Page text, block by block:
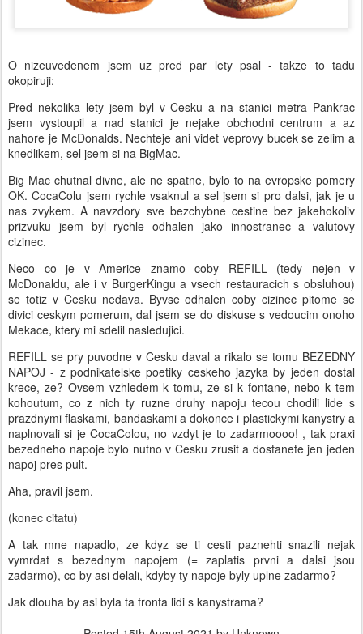
O nizeuvedenem jsem uz pred par lety psal - takze to tadu
okopiruji:
Pred nekolika lety jsem byl v Cesku a na stanici metra Pankrac
jsem vystoupil a nad stanici je nejake obchodni centrum a az
nahore je McDonalds. Nechteje ani videt veprovy bucek se zelim a
knedlikem, sel jsem si na BigMac.
Big Mac chutnal divne, ale ne spatne, bylo to na evropske pomery
OK. CocaColu jsem rychle vsaknul a sel jsem si pro dalsi, jak je u
nas zvykem. A navzdory sve bezchybne cestine bez jakehokoliv
prizvuku jsem byl rychle odhalen jako innostranec a valutovy
cizinec.
Neco co je v Americe znamo coby REFILL (tedy nejen v
McDonaldu, ale i v BurgerKingu a vsech restauracich s obsluhou)
se totiz v Cesku nedava. Byvse odhalen coby cizinec pitome se
divici ceskym pomerum, dal jsem se do diskuse s vedoucim onoho
Mekace, ktery mi sdelil nasledujici.
REFILL se pry puvodne v Cesku daval a rikalo se tomu BEZEDNY
NAPOJ - z podnikatelske poetiky ceskeho jazyka by jeden dostal
krece, ze? Ovsem vzhledem k tomu, ze si k fontane, nebo k tem
kohoutum, co z nich ty ruzne druhy napoju tecou chodili lide s
prazdnymi flaskami, bandaskami a dokonce i plastickymi kanystry a
naplnovali si je CocaColou, no vzdyt je to zadarmoooo! , tak praxi
bezedneho napoje bylo nutno v Cesku zrusit a dostanete jen jeden
napoj pres pult.
Aha, pravil jsem.
(konec citatu)
A tak mne napadlo, ze kdyz se ti cesti paznehti snazili nejak
vymrdat s bezednym napojem (= zaplatis prvni a dalsi jsou
zadarmo), co by asi delali, kdyby ty napoje byly uplne zadarmo?
Jak dlouha by asi byla ta fronta lidi s kanystrama?